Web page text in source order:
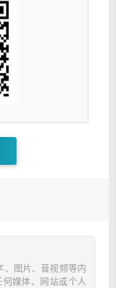
、图片、音视频等内
媒体、网站或个人